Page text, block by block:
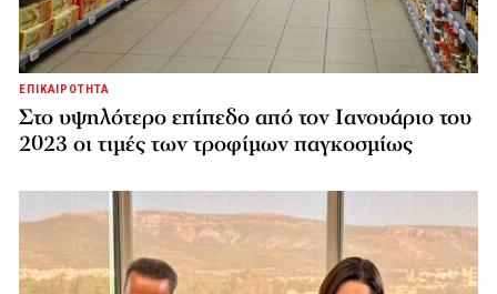
ΕΠΙΚΑΙΡΟΤΗΤΑ
Στο υψηλότερο επίπεδο από τον Ιανουάριο του
2023 οι τιμές των τροφίμων παγκοσμίως